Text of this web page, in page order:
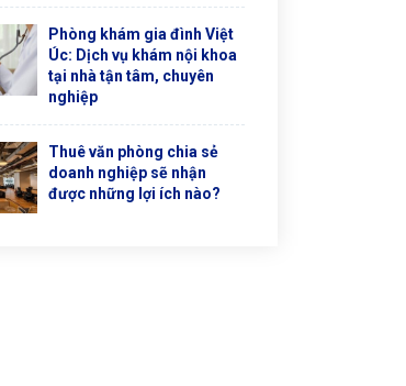
Phòng khám gia đình Việt
Úc: Dịch vụ khám nội khoa
tại nhà tận tâm, chuyên
nghiệp
Thuê văn phòng chia sẻ
doanh nghiệp sẽ nhận
được những lợi ích nào?